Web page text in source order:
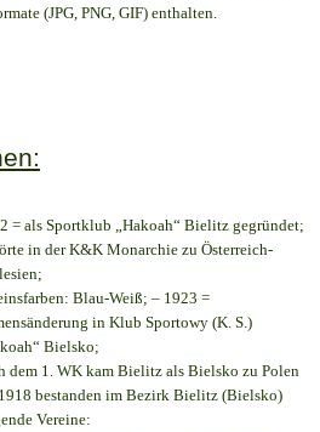
(JPG, PNG, GIF) enthalten.
= als Sportklub „Hakoah“ Bielitz gegründet;
in der K&K Monarchie zu Österreich-
Blau-Weiß; – 1923 =
in Klub Sportowy (K. S.)
Bielsko;
dem 1. WK kam Bielitz als Bielsko zu Polen
bestanden im Bezirk Bielitz (Bielsko)
Vereine: